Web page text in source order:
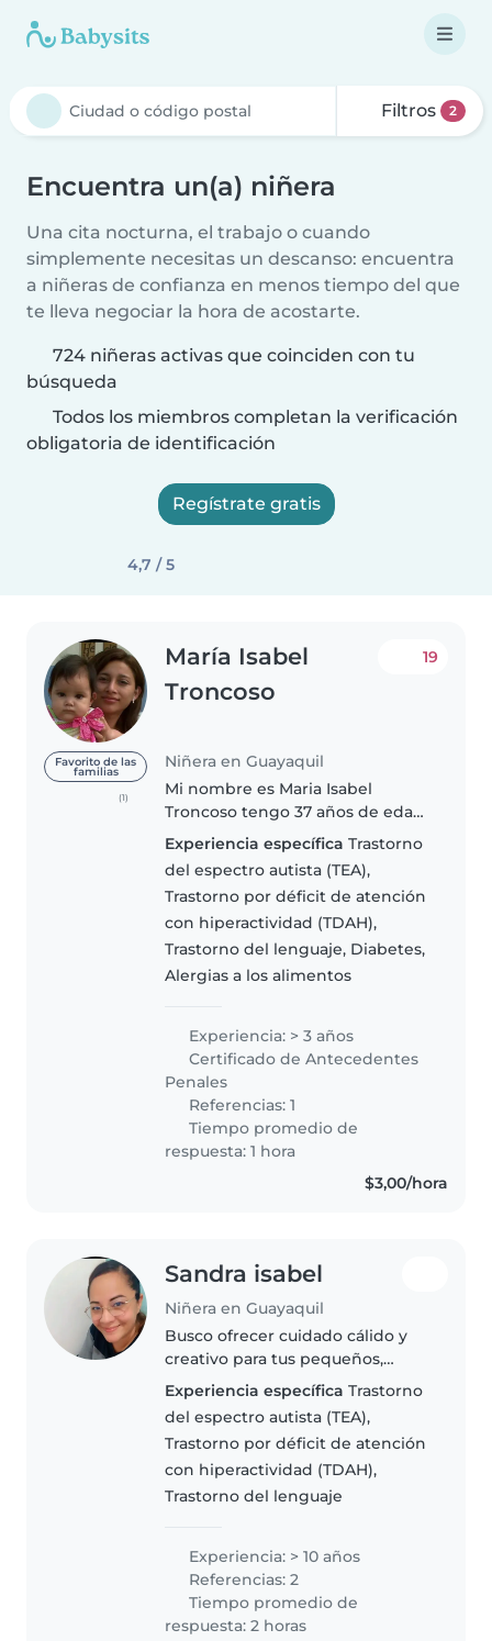
Filtros 2
Encuentra un(a) niñera
Una cita nocturna, el trabajo o cuando
simplemente necesitas un descanso: encuentra
a niñeras de confianza en menos tiempo del que
te lleva negociar la hora de acostarte.
724 niñeras activas que coinciden con tu
búsqueda
Todos los miembros completan la verificación
obligatoria de identificación
Regístrate gratis
4,7 / 5
Favorito de las
familias
(1)
María Isabel
Troncoso
Niñera en Guayaquil
19
Mi nombre es Maria Isabel
Troncoso tengo 37 años de edad
trabajo con niños de todas las
edades y tengo 3 años de
experiencia en cuidado infantil.
He cuidado a niños con
necesidades..
Experiencia específica Trastorno
del espectro autista (TEA),
Trastorno por déficit de atención
con hiperactividad (TDAH),
Trastorno del lenguaje, Diabetes,
Alergias a los alimentos
Experiencia: > 3 años
Certificado de Antecedentes
Penales
Referencias: 1
Tiempo promedio de
respuesta: 1 hora
$3,00/hora
Sandra isabel
Niñera en Guayaquil
Busco ofrecer cuidado cálido y
creativo para tus pequeños,
especialmente si necesitan
paciencia extra. Con 10 años
ayudando a niños desde
pequeños hasta escolarizados y
experiencia..
Experiencia específica Trastorno
del espectro autista (TEA),
Trastorno por déficit de atención
con hiperactividad (TDAH),
Trastorno del lenguaje
Experiencia: > 10 años
Referencias: 2
Tiempo promedio de
respuesta: 2 horas